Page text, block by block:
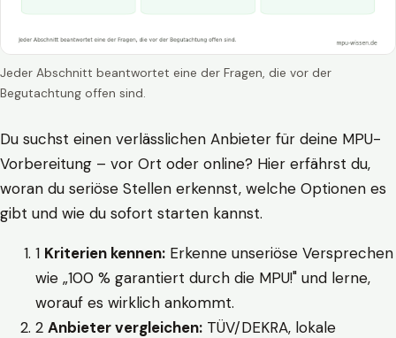
Jeder Abschnitt beantwortet eine der Fragen, die vor der
Begutachtung offen sind.
Du suchst einen verlässlichen Anbieter für deine MPU-
Vorbereitung – vor Ort oder online? Hier erfährst du,
woran du seriöse Stellen erkennst, welche Optionen es
gibt und wie du sofort starten kannst.
1 Kriterien kennen: Erkenne unseriöse Versprechen
wie „100 % garantiert durch die MPU!" und lerne,
worauf es wirklich ankommt.
2 Anbieter vergleichen: TÜV/DEKRA, lokale